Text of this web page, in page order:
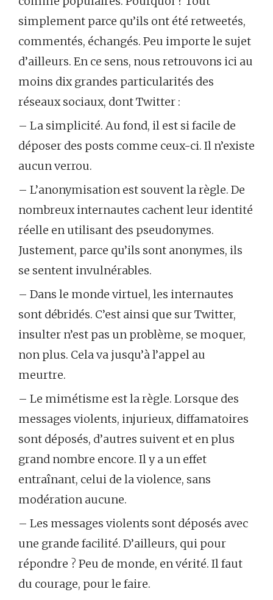
simplement parce qu’ils ont été retweetés,
commentés, échangés. Peu importe le sujet
d’ailleurs. En ce sens, nous retrouvons ici au
moins dix grandes particularités des
réseaux sociaux, dont Twitter :
– La simplicité. Au fond, il est si facile de
déposer des posts comme ceux-ci. Il n’existe
aucun verrou.
– L’anonymisation est souvent la règle. De
nombreux internautes cachent leur identité
réelle en utilisant des pseudonymes.
Justement, parce qu’ils sont anonymes, ils
se sentent invulnérables.
– Dans le monde virtuel, les internautes
sont débridés. C’est ainsi que sur Twitter,
insulter n’est pas un problème, se moquer,
non plus. Cela va jusqu’à l’appel au
meurtre.
– Le mimétisme est la règle. Lorsque des
messages violents, injurieux, diffamatoires
sont déposés, d’autres suivent et en plus
grand nombre encore. Il y a un effet
entraînant, celui de la violence, sans
modération aucune.
– Les messages violents sont déposés avec
une grande facilité. D’ailleurs, qui pour
répondre ? Peu de monde, en vérité. Il faut
du courage, pour le faire.